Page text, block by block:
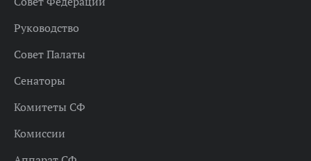
Руководство
Совет Палаты
Сенаторы
Комитеты СФ
Комиссии